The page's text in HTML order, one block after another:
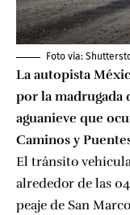
Foto vía:
La autopista
por la madrugada
aguanieve que
Caminos y
El tránsito
alrededor de las
peaje de San